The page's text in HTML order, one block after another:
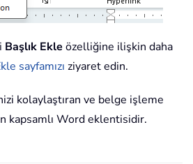
Başlık Ekle özelliğine ilişkin daha
sayfamızı ziyaret edin.
kolaylaştıran ve belge işleme
kapsamlı Word eklentisidir.